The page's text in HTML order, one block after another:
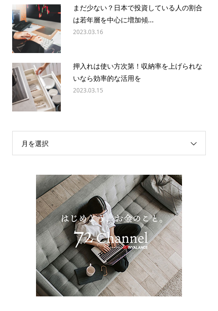
まだ少ない？日本で投資している人の割合
は若年層を中心に増加傾...
2023.03.16
押入れは使い方次第！収納率を上げられな
いなら効率的な活用を
2023.03.15
月を選択